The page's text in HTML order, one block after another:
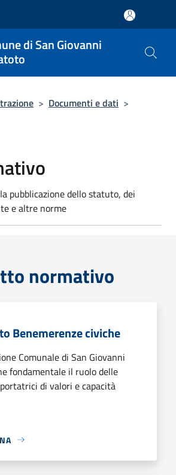
di San Giovanni
> Documenti e dati >
pubblicazione dello statuto, dei
e altre norme
normativo
Benemerenze civiche
Comunale di San Giovanni
fondamentale il ruolo delle
di valori e capacità